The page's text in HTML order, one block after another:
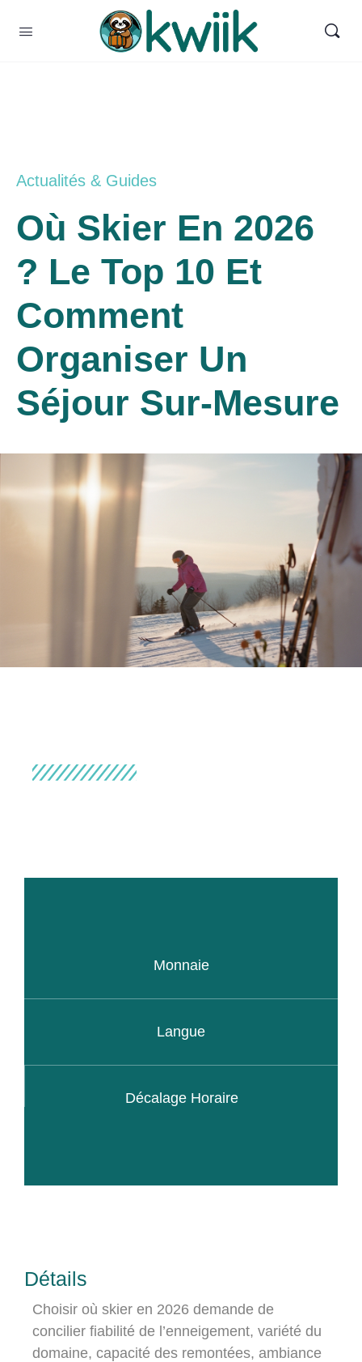
Actualités & Guides
Où Skier En 2026
? Le Top 10 Et
Comment
Organiser Un
Séjour Sur-Mesure
Monnaie
Langue
Décalage Horaire
Détails
Choisir où skier en 2026 demande de
concilier fiabilité de l’enneigement, variété du
domaine, capacité des remontées, ambiance